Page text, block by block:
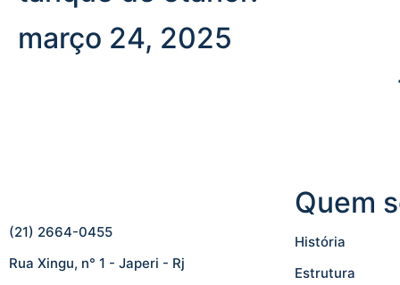
março 24, 2025
(21) 2664-0455
Rua Xingu, n° 1 - Japeri - Rj
Quem
História
Estrutura